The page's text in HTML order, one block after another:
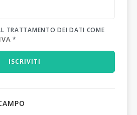
TRATTAMENTO DEI DATI COME
*
ISCRIVITI